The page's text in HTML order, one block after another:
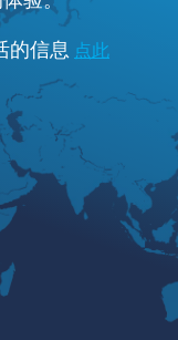
的信息 点此